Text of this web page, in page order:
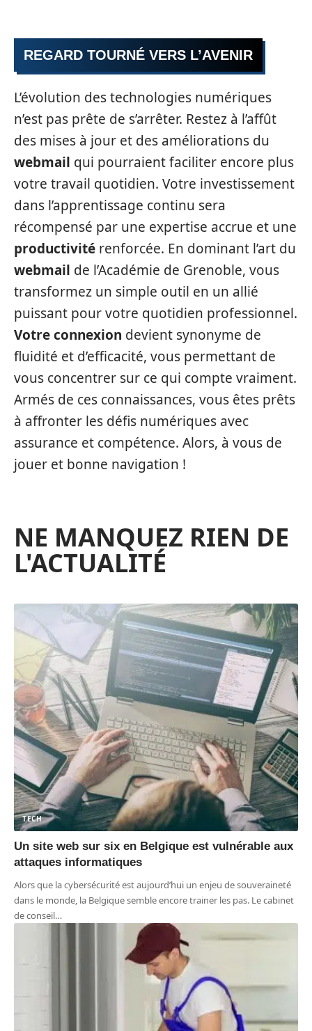
REGARD TOURNÉ VERS L’AVENIR
L’évolution des technologies numériques
n’est pas prête de s’arrêter. Restez à l’affût
des mises à jour et des améliorations du
webmail qui pourraient faciliter encore plus
votre travail quotidien. Votre investissement
dans l’apprentissage continu sera
récompensé par une expertise accrue et une
productivité renforcée. En dominant l’art du
webmail de l’Académie de Grenoble, vous
transformez un simple outil en un allié
puissant pour votre quotidien professionnel.
Votre connexion devient synonyme de
fluidité et d’efficacité, vous permettant de
vous concentrer sur ce qui compte vraiment.
Armés de ces connaissances, vous êtes prêts
à affronter les défis numériques avec
assurance et compétence. Alors, à vous de
jouer et bonne navigation !
NE MANQUEZ RIEN DE
L'ACTUALITÉ
TECH
Un site web sur six en Belgique est vulnérable aux
attaques informatiques
Alors que la cybersécurité est aujourd’hui un enjeu de souveraineté
dans le monde, la Belgique semble encore trainer les pas. Le cabinet
de conseil…